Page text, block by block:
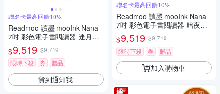
聯名卡最高回饋10%
Readmoo 讀墨 mooInk Nana
7吋 彩色電子書閱讀器-迷月白+
7吋透明殼 (組合)
$9,519 $9,719
限時下殺
券 贈品
貨到通知我
聯名卡最高回饋10%
Readmoo 讀墨 mooInk Nana
7吋 彩色電子書閱讀器-暗夜黑+
7吋透明殼 (組合)
$9,519 $9,719
限時下殺
券 贈品
加入購物車